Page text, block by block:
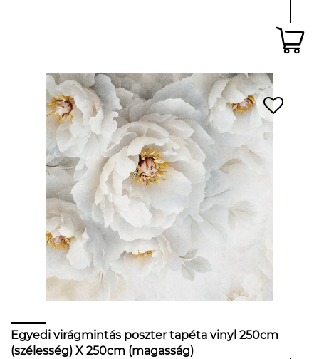
Egyedi virágmintás poszter tapéta vinyl 250cm
(szélesség) X 250cm (magasság)